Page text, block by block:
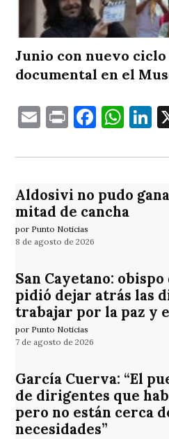
Junio con nuevo
documental en el
EmailPrint
Aldosivi no pudo
mitad de cancha
por Punto Noticias
8 de agosto de 2026
San Cayetano:
pidió dejar atrás las
trabajar por la paz y
por Punto Noticias
7 de agosto de 2026
García Cuerva: “El
de dirigentes que
pero no están cerca
necesidades”